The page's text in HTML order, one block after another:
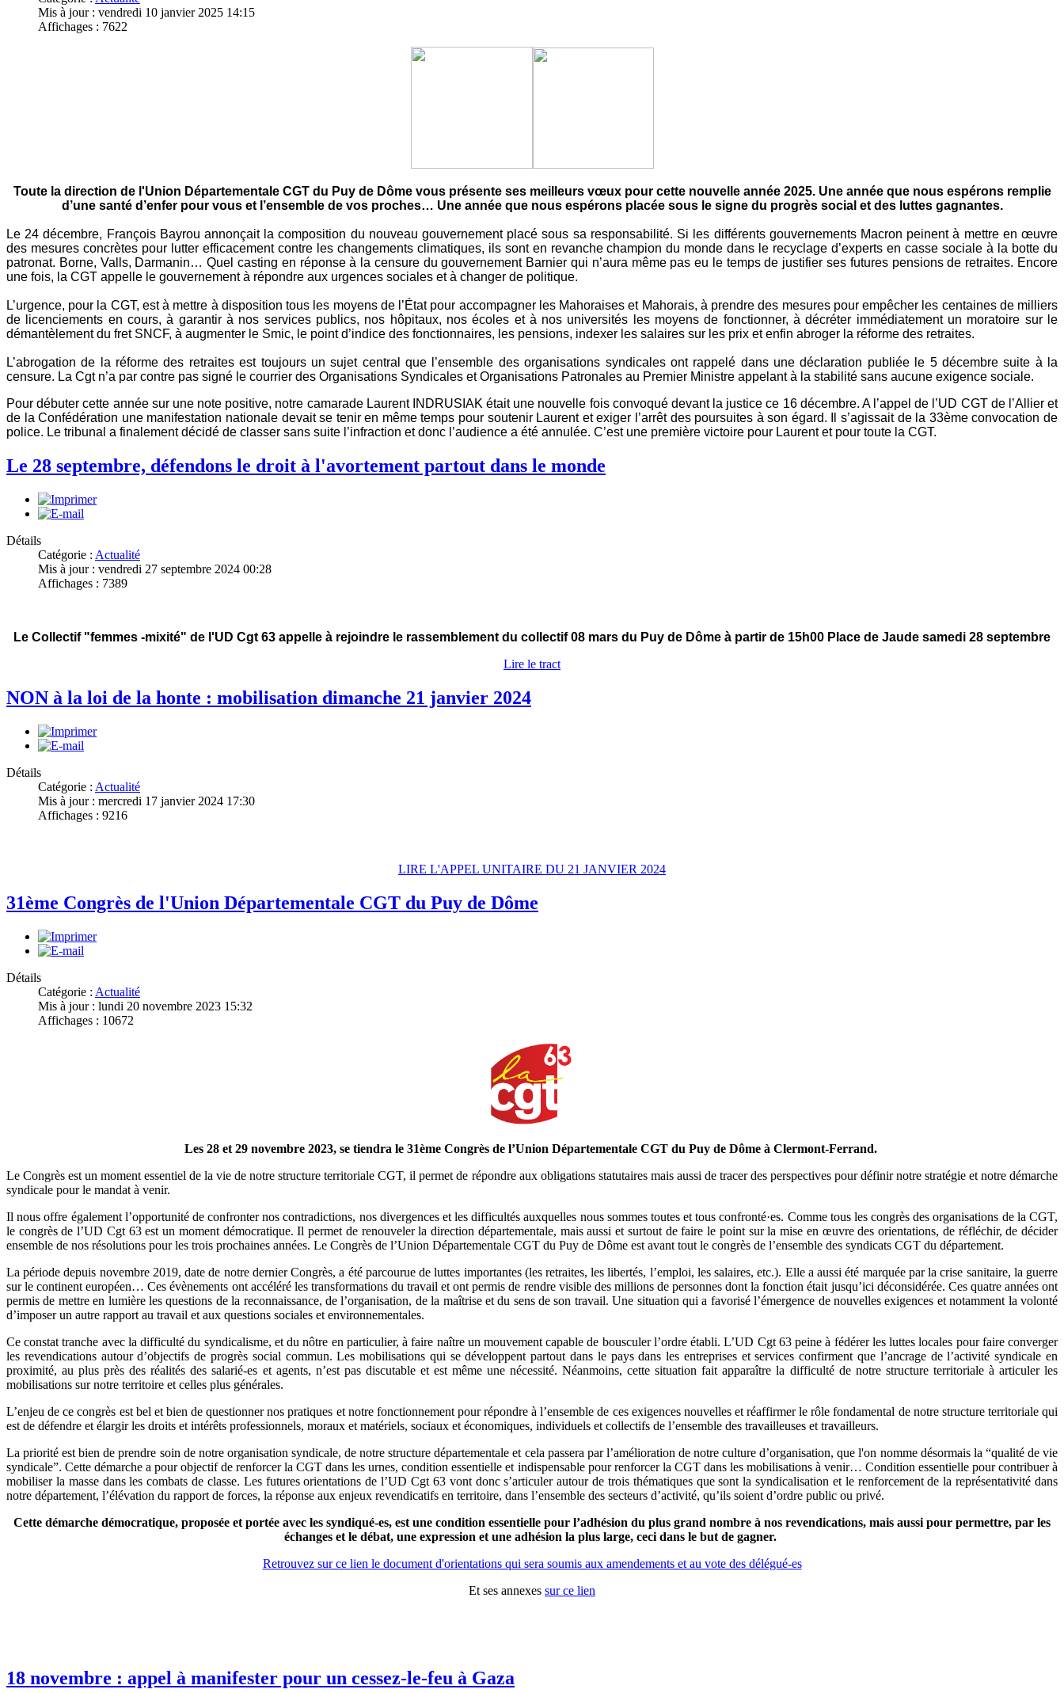
Mis à jour : vendredi 10 janvier 2025 14:15
Affichages : 7622
Toute la direction de l'Union Départementale CGT du Puy de Dôme vous présente ses meilleurs vœux pour cette nouvelle année 2025. Une année que nous espérons remplie
d’une santé d’enfer pour vous et l’ensemble de vos proches… Une année que nous espérons placée sous le signe du progrès social et des luttes gagnantes.
Le 24 décembre, François Bayrou annonçait la composition du nouveau gouvernement placé sous sa responsabilité. Si les différents gouvernements Macron peinent à mettre en œuvre
des mesures concrètes pour lutter efficacement contre les changements climatiques, ils sont en revanche champion du monde dans le recyclage d’experts en casse sociale à la botte du
patronat. Borne, Valls, Darmanin… Quel casting en réponse à la censure du gouvernement Barnier qui n’aura même pas eu le temps de justifier ses futures pensions de retraites. Encore
une fois, la CGT appelle le gouvernement à répondre aux urgences sociales et à changer de politique.
L’urgence, pour la CGT, est à mettre à disposition tous les moyens de l’État pour accompagner les Mahoraises et Mahorais, à prendre des mesures pour empêcher les centaines de milliers
de licenciements en cours, à garantir à nos services publics, nos hôpitaux, nos écoles et à nos universités les moyens de fonctionner, à décréter immédiatement un moratoire sur le
démantèlement du fret SNCF, à augmenter le Smic, le point d’indice des fonctionnaires, les pensions, indexer les salaires sur les prix et enfin abroger la réforme des retraites.
L’abrogation de la réforme des retraites est toujours un sujet central que l’ensemble des organisations syndicales ont rappelé dans une déclaration publiée le 5 décembre suite à la
censure. La Cgt n’a par contre pas signé le courrier des Organisations Syndicales et Organisations Patronales au Premier Ministre appelant à la stabilité sans aucune exigence sociale.
Pour débuter cette année sur une note positive, notre camarade Laurent INDRUSIAK était une nouvelle fois convoqué devant la justice ce 16 décembre. A l’appel de l’UD CGT de l’Allier et
de la Confédération une manifestation nationale devait se tenir en même temps pour soutenir Laurent et exiger l’arrêt des poursuites à son égard. Il s’agissait de la 33ème convocation de
police. Le tribunal a finalement décidé de classer sans suite l’infraction et donc l’audience a été annulée. C’est une première victoire pour Laurent et pour toute la CGT.
Le 28 septembre, défendons le droit à l'avortement partout dans le monde
Détails
Catégorie : Actualité
Mis à jour : vendredi 27 septembre 2024 00:28
Affichages : 7389
Le Collectif "femmes -mixité" de l'UD Cgt 63 appelle à rejoindre le rassemblement du collectif 08 mars du Puy de Dôme à partir de 15h00 Place de Jaude samedi 28 septembre
Lire le tract
NON à la loi de la honte : mobilisation dimanche 21 janvier 2024
Détails
Catégorie : Actualité
Mis à jour : mercredi 17 janvier 2024 17:30
Affichages : 9216
LIRE L'APPEL UNITAIRE DU 21 JANVIER 2024
31ème Congrès de l'Union Départementale CGT du Puy de Dôme
Détails
Catégorie : Actualité
Mis à jour : lundi 20 novembre 2023 15:32
Affichages : 10672
Les 28 et 29 novembre 2023, se tiendra le 31ème Congrès de l’Union Départementale CGT du Puy de Dôme à Clermont-Ferrand.
Le Congrès est un moment essentiel de la vie de notre structure territoriale CGT, il permet de répondre aux obligations statutaires mais aussi de tracer des perspectives pour définir notre stratégie et notre démarche
syndicale pour le mandat à venir.
Il nous offre également l’opportunité de confronter nos contradictions, nos divergences et les difficultés auxquelles nous sommes toutes et tous confronté·es. Comme tous les congrès des organisations de la CGT,
le congrès de l’UD Cgt 63 est un moment démocratique. Il permet de renouveler la direction départementale, mais aussi et surtout de faire le point sur la mise en œuvre des orientations, de réfléchir, de décider
ensemble de nos résolutions pour les trois prochaines années. Le Congrès de l’Union Départementale CGT du Puy de Dôme est avant tout le congrès de l’ensemble des syndicats CGT du département.
La période depuis novembre 2019, date de notre dernier Congrès, a été parcourue de luttes importantes (les retraites, les libertés, l’emploi, les salaires, etc.). Elle a aussi été marquée par la crise sanitaire, la guerre
sur le continent européen… Ces évènements ont accéléré les transformations du travail et ont permis de rendre visible des millions de personnes dont la fonction était jusqu’ici déconsidérée. Ces quatre années ont
permis de mettre en lumière les questions de la reconnaissance, de l’organisation, de la maîtrise et du sens de son travail. Une situation qui a favorisé l’émergence de nouvelles exigences et notamment la volonté
d’imposer un autre rapport au travail et aux questions sociales et environnementales.
Ce constat tranche avec la difficulté du syndicalisme, et du nôtre en particulier, à faire naître un mouvement capable de bousculer l’ordre établi. L’UD Cgt 63 peine à fédérer les luttes locales pour faire converger
les revendications autour d’objectifs de progrès social commun. Les mobilisations qui se développent partout dans le pays dans les entreprises et services confirment que l’ancrage de l’activité syndicale en
proximité, au plus près des réalités des salarié-es et agents, n’est pas discutable et est même une nécessité. Néanmoins, cette situation fait apparaître la difficulté de notre structure territoriale à articuler les
mobilisations sur notre territoire et celles plus générales.
L’enjeu de ce congrès est bel et bien de questionner nos pratiques et notre fonctionnement pour répondre à l’ensemble de ces exigences nouvelles et réaffirmer le rôle fondamental de notre structure territoriale qui
est de défendre et élargir les droits et intérêts professionnels, moraux et matériels, sociaux et économiques, individuels et collectifs de l’ensemble des travailleuses et travailleurs.
La priorité est bien de prendre soin de notre organisation syndicale, de notre structure départementale et cela passera par l’amélioration de notre culture d’organisation, que l'on nomme désormais la “qualité de vie
syndicale”. Cette démarche a pour objectif de renforcer la CGT dans les urnes, condition essentielle et indispensable pour renforcer la CGT dans les mobilisations à venir… Condition essentielle pour contribuer à
mobiliser la masse dans les combats de classe. Les futures orientations de l’UD Cgt 63 vont donc s’articuler autour de trois thématiques que sont la syndicalisation et le renforcement de la représentativité dans
notre département, l’élévation du rapport de forces, la réponse aux enjeux revendicatifs en territoire, dans l’ensemble des secteurs d’activité, qu’ils soient d’ordre public ou privé.
Cette démarche démocratique, proposée et portée avec les syndiqué-es, est une condition essentielle pour l’adhésion du plus grand nombre à nos revendications, mais aussi pour permettre, par les
échanges et le débat, une expression et une adhésion la plus large, ceci dans le but de gagner.
Retrouvez sur ce lien le document d'orientations qui sera soumis aux amendements et au vote des délégué-es
Et ses annexes sur ce lien
18 novembre : appel à manifester pour un cessez-le-feu à Gaza